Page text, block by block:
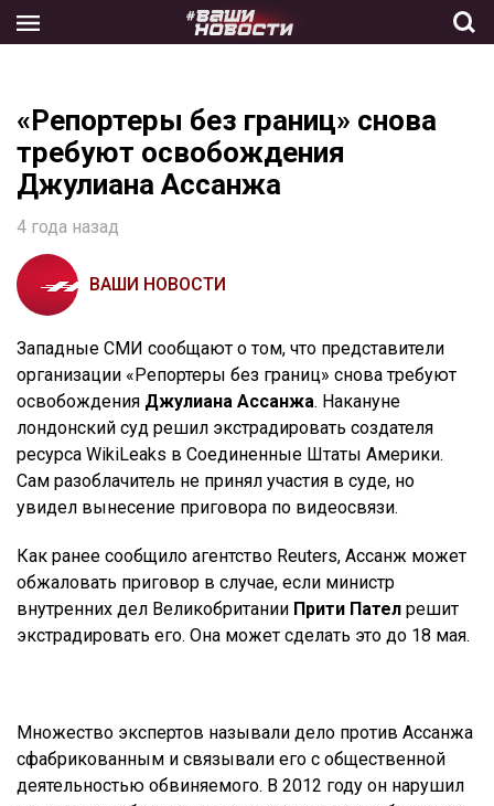
the
«Репортеры без границ» снова
требуют освобождения
Джулиана Ассанжа
4 года назад
ВАШИ НОВОСТИ
Западные СМИ сообщают о том, что представители
организации «Репортеры без границ» снова требуют
освобождения Джулиана Ассанжа. Накануне
лондонский суд решил экстрадировать создателя
ресурса WikiLeaks в Соединенные Штаты Америки.
Сам разоблачитель не принял участия в суде, но
увидел вынесение приговора по видеосвязи.
Как ранее сообщило агентство Reuters, Ассанж может
обжаловать приговор в случае, если министр
внутренних дел Великобритании Прити Пател решит
экстрадировать его. Она может сделать это до 18 мая.
Множество экспертов называли дело против Ассанжа
сфабрикованным и связывали его с общественной
деятельностью обвиняемого. В 2012 году он нарушил